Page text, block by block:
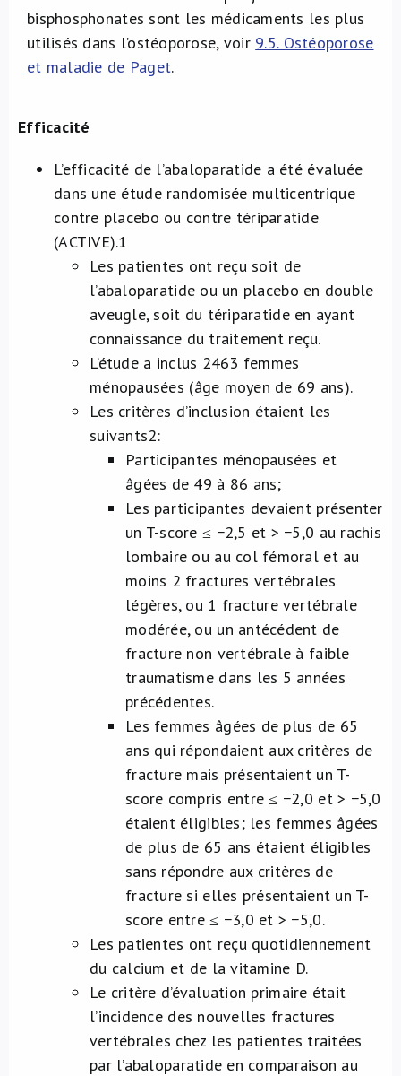
bisphosphonates sont les médicaments les plus
utilisés dans l’ostéoporose, voir 9.5. Ostéoporose
et maladie de Paget.
Efficacité
L’efficacité de l’abaloparatide a été évaluée
dans une étude randomisée multicentrique
contre placebo ou contre tériparatide
(ACTIVE).1
Les patientes ont reçu soit de
l’abaloparatide ou un placebo en double
aveugle, soit du tériparatide en ayant
connaissance du traitement reçu.
L’étude a inclus 2463 femmes
ménopausées (âge moyen de 69 ans).
Les critères d’inclusion étaient les
suivants2:
Participantes ménopausées et
âgées de 49 à 86 ans;
Les participantes devaient présenter
un T-score ≤ −2,5 et > −5,0 au rachis
lombaire ou au col fémoral et au
moins 2 fractures vertébrales
légères, ou 1 fracture vertébrale
modérée, ou un antécédent de
fracture non vertébrale à faible
traumatisme dans les 5 années
précédentes.
Les femmes âgées de plus de 65
ans qui répondaient aux critères de
fracture mais présentaient un T-
score compris entre ≤ −2,0 et > −5,0
étaient éligibles; les femmes âgées
de plus de 65 ans étaient éligibles
sans répondre aux critères de
fracture si elles présentaient un T-
score entre ≤ −3,0 et > −5,0.
Les patientes ont reçu quotidiennement
du calcium et de la vitamine D.
Le critère d’évaluation primaire était
l’incidence des nouvelles fractures
vertébrales chez les patientes traitées
par l’abaloparatide en comparaison au